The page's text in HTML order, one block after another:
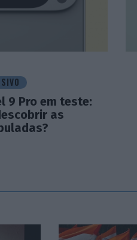
9 Pro em teste:
as